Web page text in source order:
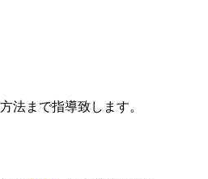
法まで指導致します。